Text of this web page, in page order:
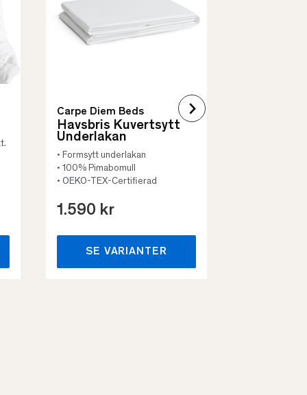
Carpe Diem Beds
Havsbris Kuvertsytt
Underlakan
• Formsytt underlakan
• 100% Pimabomull
• OEKO-TEX-Certifierad
1.590 kr
SE VARIANTER